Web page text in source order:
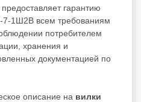
гарантию
7-1Ш2В всем требованиям
потребителем
хранения и
документацией по
описание на вилки